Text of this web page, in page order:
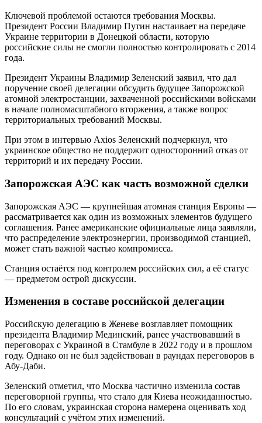
Ключевой проблемой остаются требования Москвы.
Президент России Владимир Путин настаивает на передаче
Украине территории в Донецкой области, которую
российские силы не смогли полностью контролировать с 2014
года.
Президент Украины Владимир Зеленский заявил, что дал
поручение своей делегации обсудить будущее Запорожской
атомной электростанции, захваченной российскими войсками
в начале полномасштабного вторжения, а также вопрос
территориальных требований Москвы.
При этом в интервью Axios Зеленский подчеркнул, что
украинское общество не поддержит односторонний отказ от
территорий и их передачу России.
Запорожская АЭС как часть возможной сделки
Запорожская АЭС — крупнейшая атомная станция Европы —
рассматривается как один из возможных элементов будущего
соглашения. Ранее американские официальные лица заявляли,
что распределение электроэнергии, производимой станцией,
может стать важной частью компромисса.
Станция остаётся под контролем российских сил, а её статус
— предметом острой дискуссии.
Изменения в составе российской делегации
Российскую делегацию в Женеве возглавляет помощник
президента Владимир Мединский, ранее участвовавший в
переговорах с Украиной в Стамбуле в 2022 году и в прошлом
году. Однако он не был задействован в раундах переговоров в
Абу-Даби.
Зеленский отметил, что Москва частично изменила состав
переговорной группы, что стало для Киева неожиданностью.
По его словам, украинская сторона намерена оценивать ход
консультаций с учётом этих изменений.